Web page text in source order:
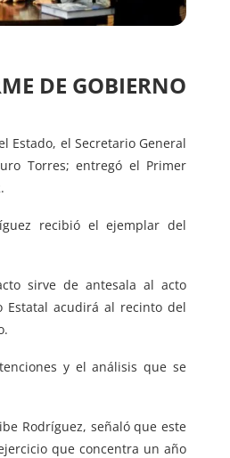
DE GOBIERNO
Estado, el Secretario General
Torres; entregó el Primer
recibió el ejemplar del
sirve de antesala al acto
Estatal acudirá al recinto del
y el análisis que se
Rodríguez, señaló que este
que concentra un año